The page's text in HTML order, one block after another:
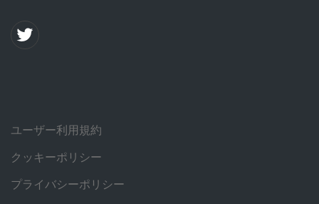
ユーザー利用規約
クッキーポリシー
プライバシーポリシー